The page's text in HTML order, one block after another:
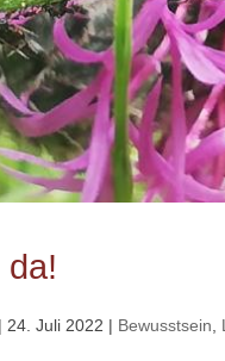
da!
|24. Juli 2022 | Bewusstsein,